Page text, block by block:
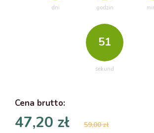
dni godzin
50
sekund
Cena brutto:
47,20 zł
59,00 zł